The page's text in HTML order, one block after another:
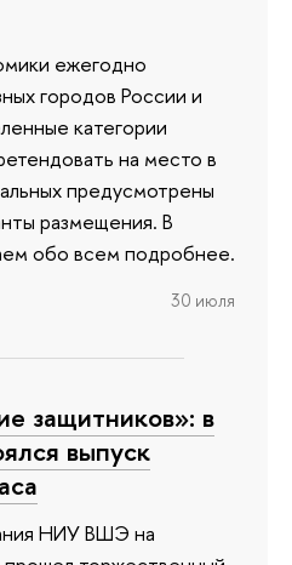
ежегодно
городов России и
категории
на место в
предусмотрены
размещения. В
обо всем подробнее.
30 июля
защитников»: в
выпуск
НИУ ВШЭ на